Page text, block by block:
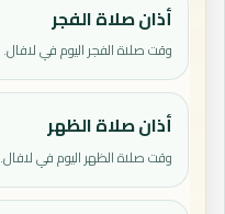
أذان صلاة الفجر
وقت صلاة الفجر اليوم في لافال.
أذان صلاة الظهر
وقت صلاة الظهر اليوم في لافال.